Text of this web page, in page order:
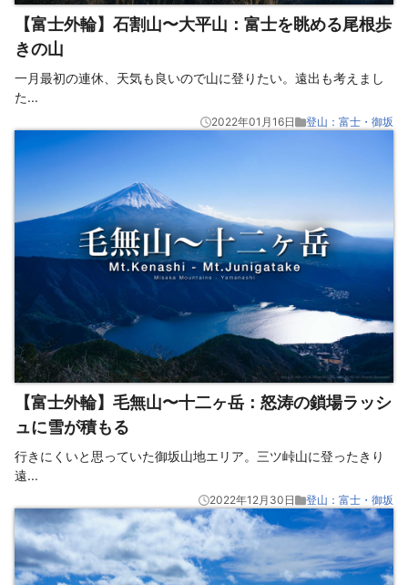
【富士外輪】石割山〜大平山：富士を眺める尾根歩
きの山
一月最初の連休、天気も良いので山に登りたい。遠出も考えまし
た...
2022年01月16日 登山：富士・御坂
【富士外輪】毛無山〜十二ヶ岳：怒涛の鎖場ラッシ
ュに雪が積もる
行きにくいと思っていた御坂山地エリア。三ツ峠山に登ったきり
遠...
2022年12月30日 登山：富士・御坂